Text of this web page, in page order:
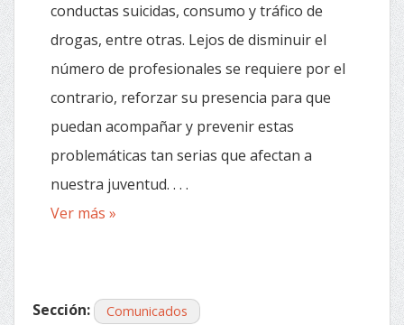
conductas suicidas, consumo y tráfico de
drogas, entre otras. Lejos de disminuir el
número de profesionales se requiere por el
contrario, reforzar su presencia para que
puedan acompañar y prevenir estas
problemáticas tan serias que afectan a
nuestra juventud. . . .
Ver más »
Sección: Comunicados